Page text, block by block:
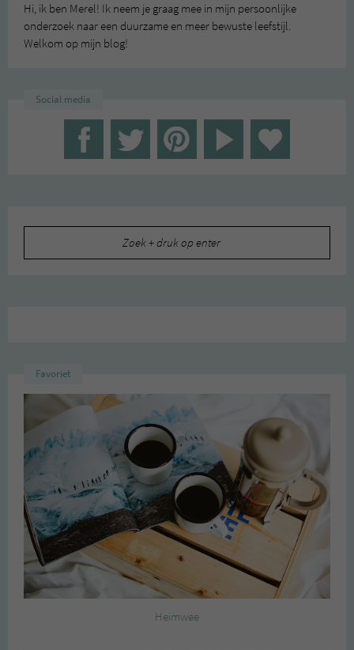
Hi, ik ben Merel! Ik neem je graag mee in mijn persoonlijke
onderzoek naar een duurzame en meer bewuste leefstijl.
Welkom op mijn blog!
Social media
Favoriet
Heimwee